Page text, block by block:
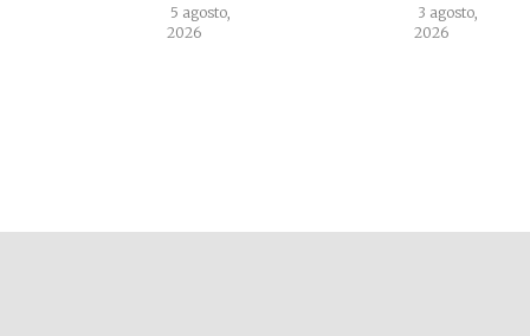
5 agosto,
2026
3 agosto,
2026